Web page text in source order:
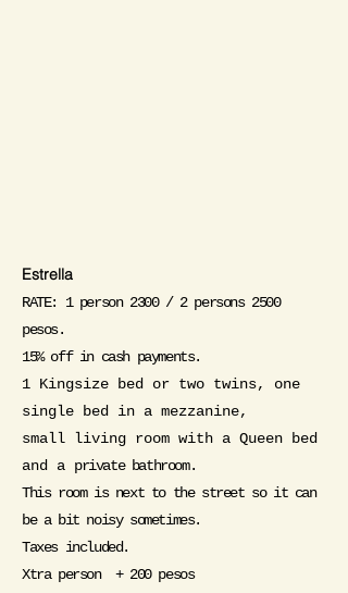
Estrella
RATE: 1 person 2300 / 2 persons 2500
pesos.
15% off in cash payments.
1 Kingsize bed or two twins, one
single bed in a mezzanine,
small living room with a Queen bed
and a private bathroom.
This room is next to the street so it can
be a bit noisy sometimes.
Taxes included.
Xtra person + 200 pesos